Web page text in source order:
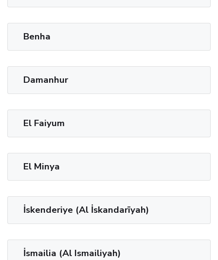
Benha
Damanhur
El Faiyum
El Minya
İskenderiye (Al İskandarīyah)
İsmailia (Al Ismailiyah)